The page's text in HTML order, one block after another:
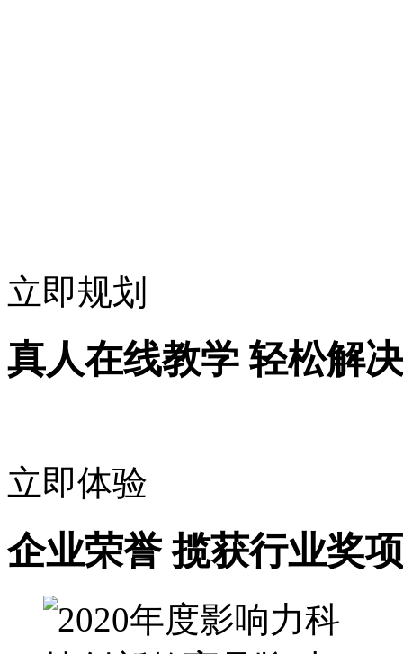
立即规划
真人在线教学 轻松解
立即体验
企业荣誉 揽获行业奖项